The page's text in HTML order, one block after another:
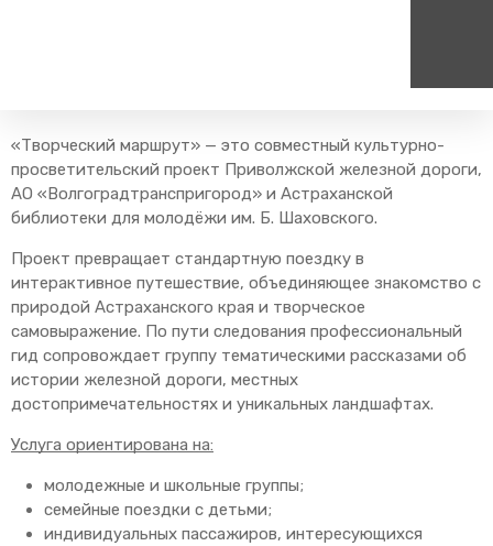
Пассажирам
Справочник
Режим работы билетных
касс
Тарифы и льготы
Способы оплаты проезда
Абонементные билеты
Схема обращения
пригородных поездов
Мобильное приложение
пассажиров
Туризм
Самостоятельные
Единый номер вызова экстренных служб
112
«Творческий маршрут» — это совместный культурно-
просветительский проект Приволжской железной дороги,
АО «Волгоградтранспригород» и Астраханской
библиотеки для молодёжи им. Б. Шаховского.
Проект превращает стандартную поездку в
интерактивное путешествие, объединяющее знакомство с
природой Астраханского края и творческое
самовыражение. По пути следования профессиональный
гид сопровождает группу тематическими рассказами об
истории железной дороги, местных
достопримечательностях и уникальных ландшафтах.
Услуга ориентирована на:
молодежные и школьные группы;
семейные поездки с детьми;
индивидуальных пассажиров, интересующихся